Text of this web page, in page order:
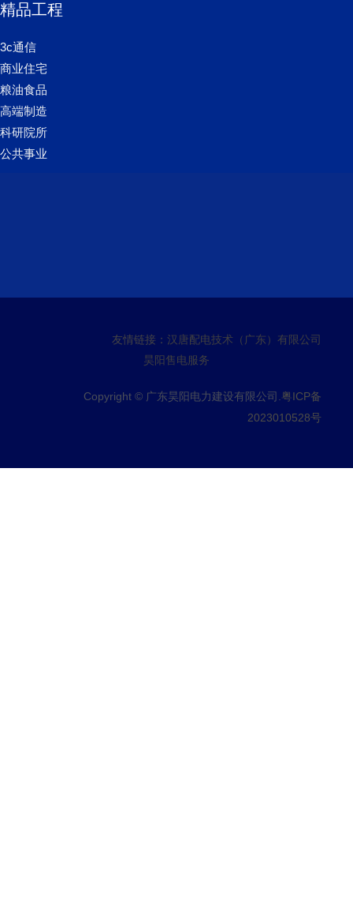
精品工程
3c通信
商业住宅
粮油食品
高端制造
科研院所
公共事业
友情链接： 汉唐配电技术（广东）有限公司
昊阳售电服务
Copyright © 广东昊阳电力建设有限公司. 粤ICP备
2023010528号